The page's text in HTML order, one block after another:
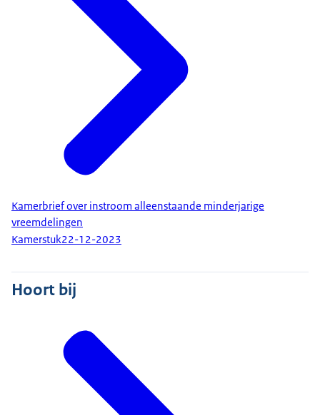
Kamerbrief over instroom alleenstaande minderjarige
vreemdelingen
Kamerstuk22-12-2023
Hoort bij